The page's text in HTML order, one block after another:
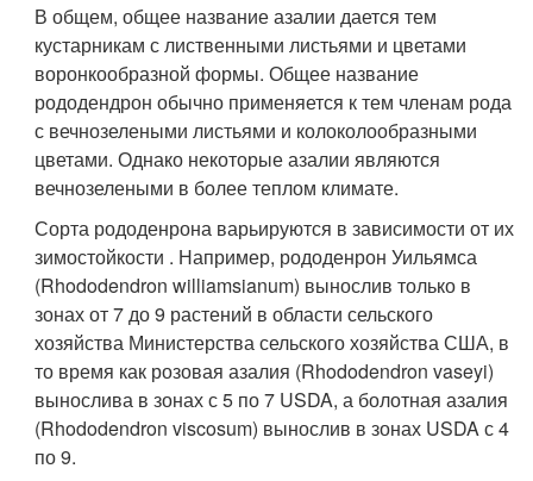
В общем, общее название азалии дается тем
кустарникам с лиственными листьями и цветами
воронкообразной формы. Общее название
рододендрон обычно применяется к тем членам рода
с вечнозелеными листьями и колоколообразными
цветами. Однако некоторые азалии являются
вечнозелеными в более теплом климате.
Сорта рододенрона варьируются в зависимости от их
зимостойкости . Например, рододенрон Уильямса
(Rhododendron williamsianum) вынослив только в
зонах от 7 до 9 растений в области сельского
хозяйства Министерства сельского хозяйства США, в
то время как розовая азалия (Rhododendron vaseyi)
вынослива в зонах с 5 по 7 USDA, а болотная азалия
(Rhododendron viscosum) вынослив в зонах USDA с 4
по 9.